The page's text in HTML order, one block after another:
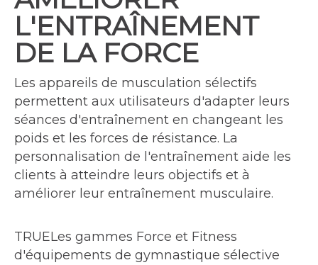
L'ENTRAÎNEMENT
DE LA FORCE
Les appareils de musculation sélectifs
permettent aux utilisateurs d'adapter leurs
séances d'entraînement en changeant les
poids et les forces de résistance. La
personnalisation de l'entraînement aide les
clients à atteindre leurs objectifs et à
améliorer leur entraînement musculaire.
TRUELes gammes Force et Fitness
d'équipements de gymnastique sélective